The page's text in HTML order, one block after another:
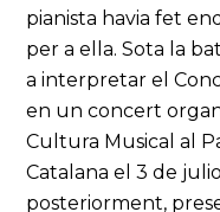
pianista havia fet
per a ella. Sota la
a interpretar el
en un concert
Cultura Musical al
Catalana el 3 de
posteriorment,